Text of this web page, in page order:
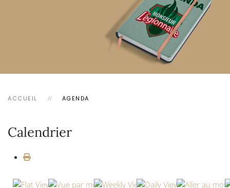
ACCUEIL AGENDA
Calendrier